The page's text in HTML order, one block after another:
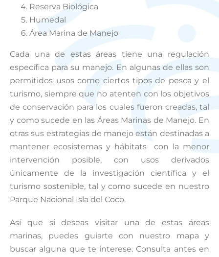
Reserva Biológica
Humedal
Área Marina de Manejo
Cada una de estas áreas tiene una regulación
específica para su manejo. En algunas de ellas son
permitidos usos como ciertos tipos de pesca y el
turismo, siempre que no atenten con los objetivos
de conservación para los cuales fueron creadas, tal
y como sucede en las Áreas Marinas de Manejo. En
otras sus estrategias de manejo están destinadas a
mantener ecosistemas y hábitats
con la menor
intervención posible, con usos derivados
únicamente de la investigación científica y el
turismo sostenible, tal y como sucede en nuestro
Parque Nacional Isla del Coco.
Así que si deseas visitar una de estas áreas
marinas, puedes guiarte con nuestro mapa y
buscar alguna que te interese. Consulta antes en